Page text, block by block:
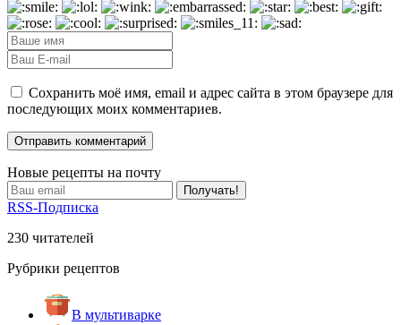
Сохранить моё имя, email и адрес сайта в этом браузере для
последующих моих комментариев.
Новые рецепты на почту
RSS-Подписка
230 читателей
Рубрики рецептов
В мультиварке